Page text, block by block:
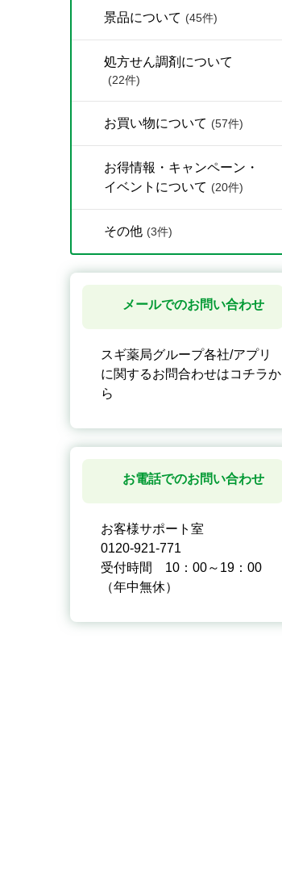
景品について (45件)
処方せん調剤について
(22件)
お買い物について (57件)
お得情報・キャンペーン・
イベントについて (20件)
その他 (3件)
メールでのお問い合わせ
スギ薬局グループ各社/アプリ
に関するお問合わせはコチラか
ら
お電話でのお問い合わせ
お客様サポート室
0120-921-771
受付時間 10：00～19：00
（年中無休）